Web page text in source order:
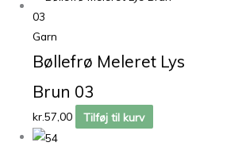
Garn
Bøllefrø Meleret Lys
Brun 03
kr.57,00 Tilføj til kurv